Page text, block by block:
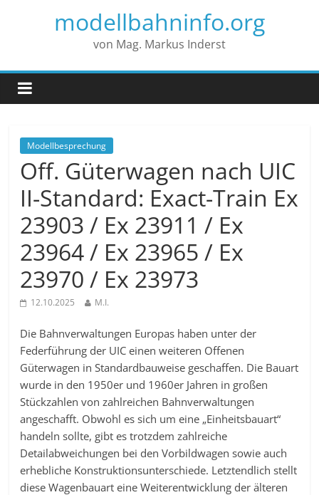
modellbahninfo.org
von Mag. Markus Inderst
Modellbesprechung
Off. Güterwagen nach UIC
II-Standard: Exact-Train Ex
23903 / Ex 23911 / Ex
23964 / Ex 23965 / Ex
23970 / Ex 23973
12.10.2025 M.I.
Die Bahnverwaltungen Europas haben unter der
Federführung der UIC einen weiteren Offenen
Güterwagen in Standardbauweise geschaffen. Die Bauart
wurde in den 1950er und 1960er Jahren in großen
Stückzahlen von zahlreichen Bahnverwaltungen
angeschafft. Obwohl es sich um eine „Einheitsbauart“
handeln sollte, gibt es trotzdem zahlreiche
Detailabweichungen bei den Vorbildwagen sowie auch
erhebliche Konstruktionsunterschiede. Letztendlich stellt
diese Wagenbauart eine Weiterentwicklung der älteren